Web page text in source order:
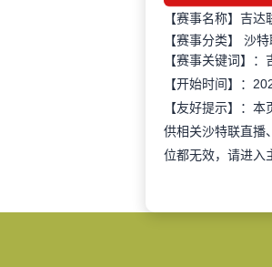
【赛事名称】吉
【赛事分类】 沙特
【赛事关键词】
【开始时间】：
【友好提示】：
供相关沙特联直播
位都无效，请进入